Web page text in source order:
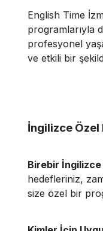
English Time
programlarıyla
profesyonel
ve etkili bir
İngilizce Özel
Birebir
hedefleriniz,
size özel bir